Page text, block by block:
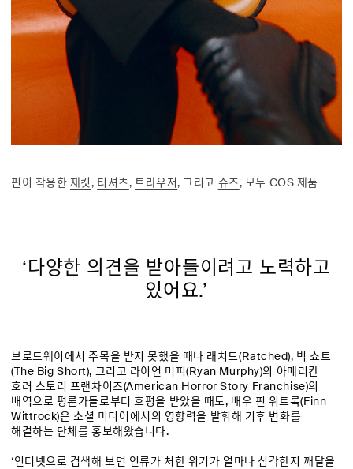
핀이 착용한 재킷 , 티셔츠, 트라우저 , 그리고 슈즈, 모두 COS 제품
‘다양한 의견을 받아들이려고 노력하고
있어요.’
브로드웨이에서 주목을 받지 못했을 때나 래치드(Ratched), 빅 쇼트
(The Big Short), 그리고 라이언 머피(Ryan Murphy)의 아메리칸
호러 스토리 프랜차이즈(American Horror Story Franchise)의
배역으로 평론가들로부터 호평을 받았을 때도, 배우 핀 위트록(Finn
Wittrock)은 소셜 미디어에서의 영향력을 발휘해 기후 변화를
해결하는 단체를 홍보해왔습니다.
‘인터넷으로 검색해 보면 인류가 처한 위기가 얼마나 심각한지 깨달을